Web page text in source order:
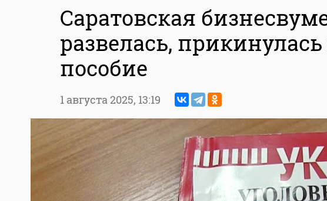
Саратовская
развелась,
пособие
1 августа 2025, 13:19